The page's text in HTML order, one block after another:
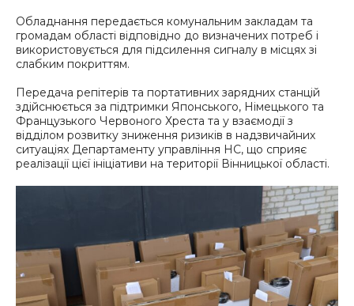
Обладнання передається комунальним закладам та
громадам області відповідно до визначених потреб і
використовується для підсилення сигналу в місцях зі
слабким покриттям.
Передача репітерів та портативних зарядних станцій
здійснюється за підтримки Японського, Німецького та
Французького Червоного Хреста та у взаємодії з
відділом розвитку зниження ризиків в надзвичайних
ситуаціях Департаменту управління НС, що сприяє
реалізації цієї ініціативи на території Вінницької області.